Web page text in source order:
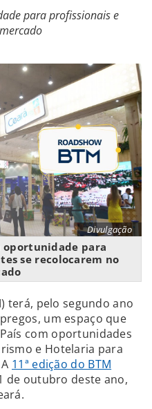
para profissionais e
Divulgação
oportunidade para
se recolocarem no
terá, pelo segundo ano
um espaço que
com oportunidades
e Hotelaria para
11ª edição do BTM
de outubro deste ano,